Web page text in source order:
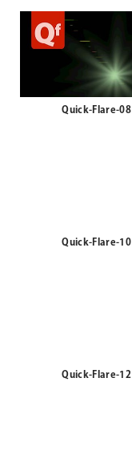
Quick-Flare-08
Quick-Flare-10
Quick-Flare-12